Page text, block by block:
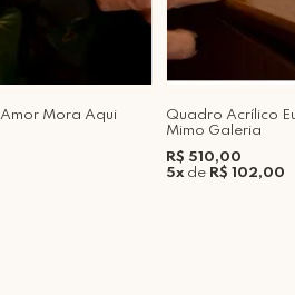
Mora Aqui
Quadro Acrílico
Mimo Galeria
R$ 510,00
5xde R$ 102,00